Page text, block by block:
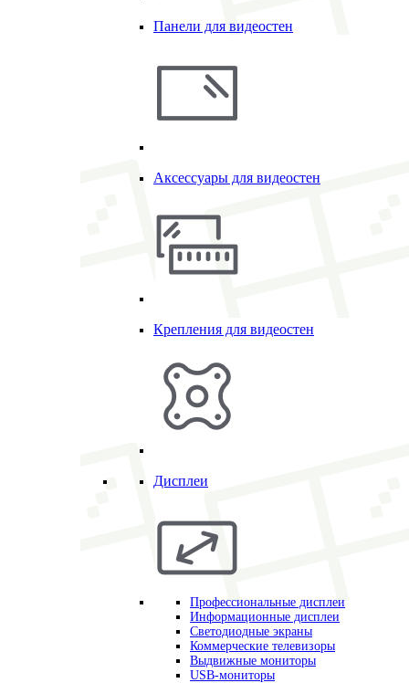
Панели для видеостен
Аксессуары для видеостен
Крепления для видеостен
Дисплеи
Профессиональные дисплеи
Информационные дисплеи
Светодиодные экраны
Коммерческие телевизоры
Выдвижные мониторы
USB-мониторы